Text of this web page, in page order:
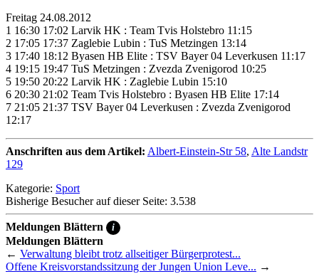
Freitag 24.08.2012
1 16:30 17:02 Larvik HK : Team Tvis Holstebro 11:15
2 17:05 17:37 Zaglebie Lubin : TuS Metzingen 13:14
3 17:40 18:12 Byasen HB Elite : TSV Bayer 04 Leverkusen 11:17
4 19:15 19:47 TuS Metzingen : Zvezda Zvenigorod 10:25
5 19:50 20:22 Larvik HK : Zaglebie Lubin 15:10
6 20:30 21:02 Team Tvis Holstebro : Byasen HB Elite 17:14
7 21:05 21:37 TSV Bayer 04 Leverkusen : Zvezda Zvenigorod
12:17
Anschriften aus dem Artikel: Albert-Einstein-Str 58, Alte Landstr
129
Kategorie: Sport
Bisherige Besucher auf dieser Seite: 3.538
Meldungen Blättern i
Meldungen Blättern
← Verwaltung bleibt trotz allseitiger Bürgerprotest...
Offene Kreisvorstandssitzung der Jungen Union Leve... →